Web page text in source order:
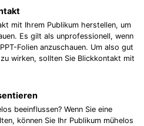
mit Ihrem Publikum herstellen, um
Es gilt als unprofessionell, wenn
Folien anzuschauen. Um also gut
wirken, sollten Sie Blickkontakt mit
beeinflussen? Wenn Sie eine
können Sie Ihr Publikum mühelos